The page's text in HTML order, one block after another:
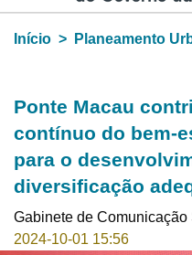
Índice
Início
Planeamento
Ponte Macau
contínuo do bem-
para o
diversificação
Gabinete de Comunicação
2024-10-01 15:56